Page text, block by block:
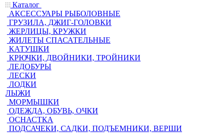
Каталог
АКСЕССУАРЫ РЫБОЛОВНЫЕ
ГРУЗИЛА, ДЖИГ-ГОЛОВКИ
ЖЕРЛИЦЫ, КРУЖКИ
ЖИЛЕТЫ СПАСАТЕЛЬНЫЕ
КАТУШКИ
КРЮЧКИ, ДВОЙНИКИ, ТРОЙНИКИ
ЛЕДОБУРЫ
ЛЕСКИ
ЛОДКИ
ЛЫЖИ
МОРМЫШКИ
ОДЕЖДА, ОБУВЬ, ОЧКИ
ОСНАСТКА
ПОДСАЧЕКИ, САДКИ, ПОДЪЕМНИКИ, ВЕРШИ